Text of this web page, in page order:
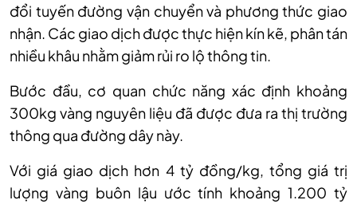
đổi tuyến đường vận chuyển và phương thức giao
nhận. Các giao dịch được thực hiện kín kẽ, phân tán
nhiều khâu nhằm giảm rủi ro lộ thông tin.
Bước đầu, cơ quan chức năng xác định khoảng
300kg vàng nguyên liệu đã được đưa ra thị trường
thông qua đường dây này.
Với giá giao dịch hơn 4 tỷ đồng/kg, tổng giá trị
lượng vàng buôn lậu ước tính khoảng 1.200 tỷ